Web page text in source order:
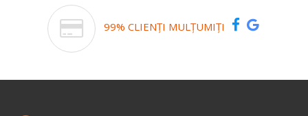
99% CLIENȚI MULȚUMIȚI